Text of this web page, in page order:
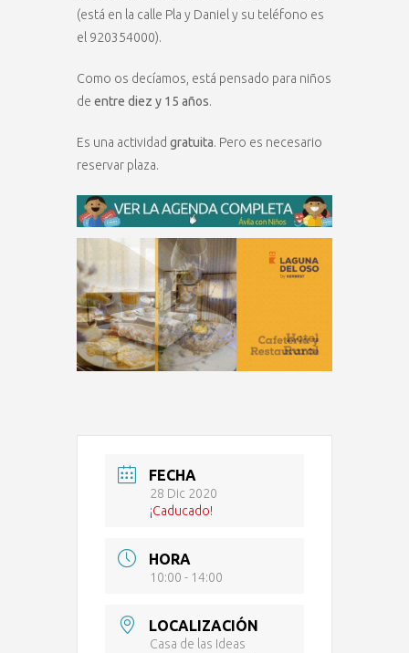
(está en la calle Pla y Daniel y su teléfono es
el 920354000).
Como os decíamos, está pensado para niños
de entre diez y 15 años.
Es una actividad gratuita. Pero es necesario
reservar plaza.
FECHA
28 Dic 2020
¡Caducado!
HORA
10:00 - 14:00
LOCALIZACIÓN
Casa de las Ideas